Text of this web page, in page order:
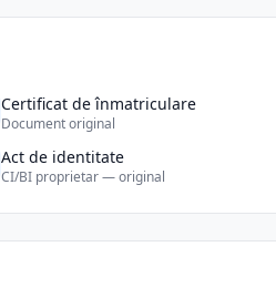
Certificat de înmatriculare
Document original
Act de identitate
CI/BI proprietar — original